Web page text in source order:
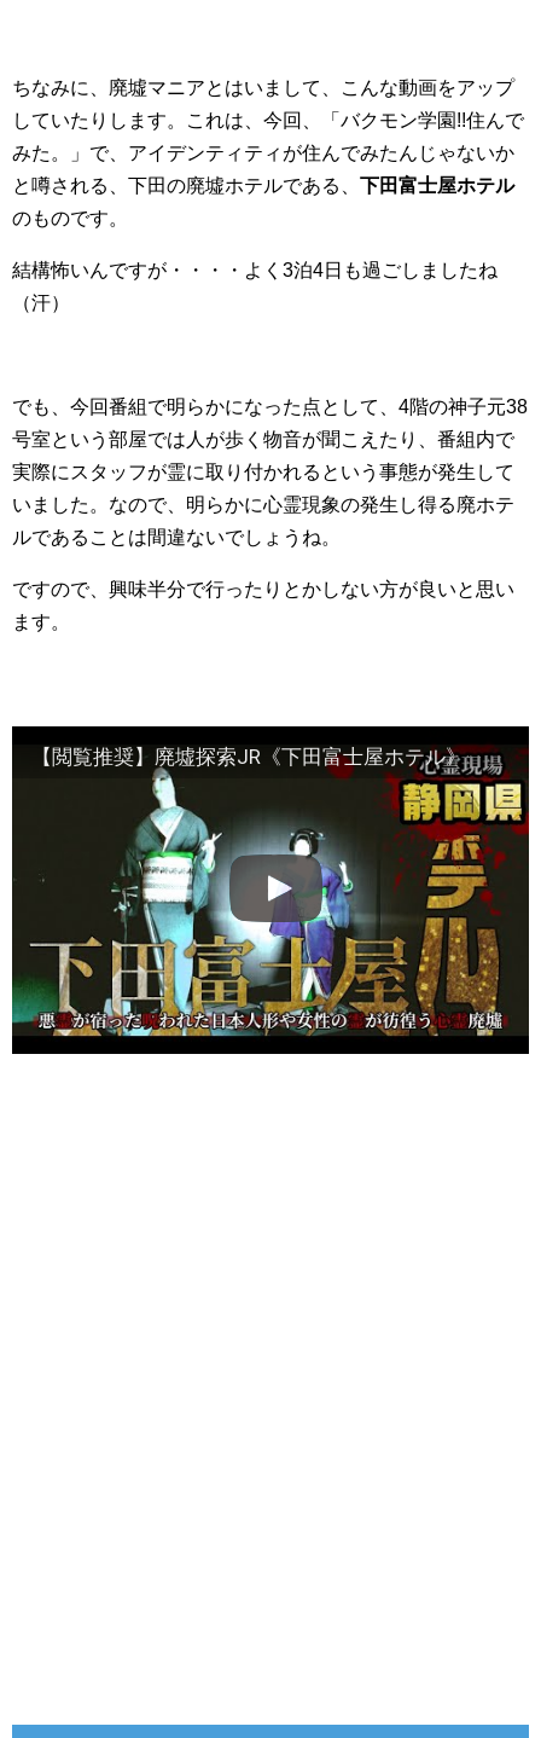
ちなみに、廃墟マニアとはいまして、こんな動画をアップ
していたりします。これは、今回、「バクモン学園!!住んで
みた。」で、アイデンティティが住んでみたんじゃないか
と噂される、下田の廃墟ホテルである、 下田富士屋ホテル
のものです。
結構怖いんですが・・・・よく3泊4日も過ごしましたね
（汗）
でも、今回番組で明らかになった点として、4階の神子元38
号室という部屋では人が歩く物音が聞こえたり、番組内で
実際にスタッフが霊に取り付かれるという事態が発生して
いました。なので、明らかに心霊現象の発生し得る廃ホテ
ルであることは間違ないでしょうね。
ですので、興味半分で行ったりとかしない方が良いと思い
ます。
【閲覧推奨】廃墟探索JR《下田富士屋ホテル》